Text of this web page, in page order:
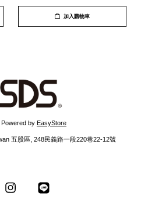
加入購物車
by EasyStore
五股區, 248民義路一段220巷22-12號
Instagram